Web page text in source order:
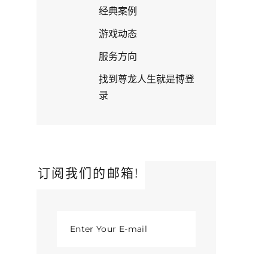
经典案例
游戏动态
服务方向
找到尊龙人生就是博登
录
订阅我们的邮箱!
Enter Your E-mail